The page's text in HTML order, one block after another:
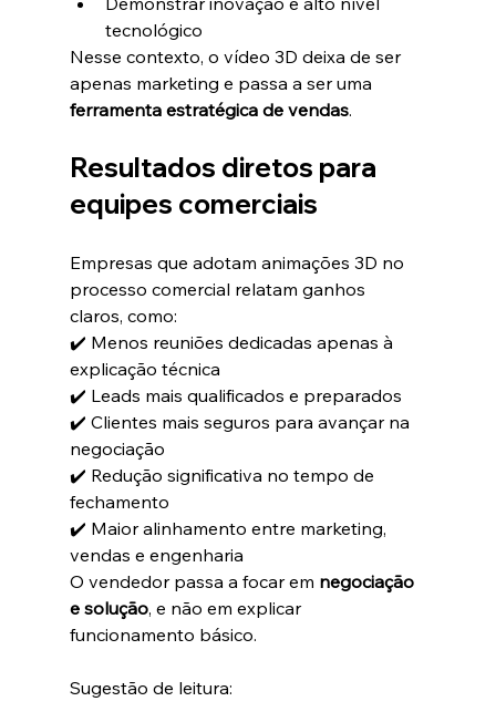
tecnológico
Nesse contexto, o vídeo 3D deixa de ser
apenas marketing e passa a ser uma
ferramenta estratégica de vendas.
Resultados diretos para
equipes comerciais
Empresas que adotam animações 3D no
processo comercial relatam ganhos
claros, como:
✔️ Menos reuniões dedicadas apenas à
explicação técnica
✔️ Leads mais qualificados e preparados
✔️ Clientes mais seguros para avançar na
negociação
✔️ Redução significativa no tempo de
fechamento
✔️ Maior alinhamento entre marketing,
vendas e engenharia
O vendedor passa a focar em negociação
e solução, e não em explicar
funcionamento básico.
Sugestão de leitura: